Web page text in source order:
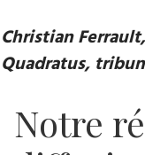
Christian
Quadratus,
Notre